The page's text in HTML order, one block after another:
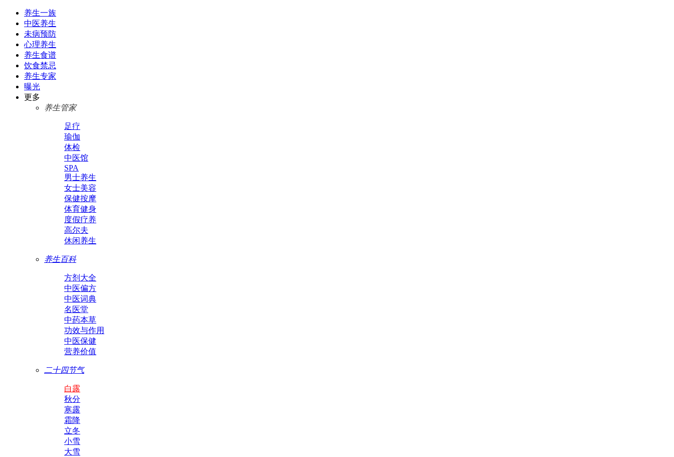
养生一族
中医养生
未病预防
心理养生
养生食谱
饮食禁忌
养生专家
曝光
更多
养生管家
足疗
瑜伽
体检
中医馆
SPA
男士养生
女士美容
保健按摩
体育健身
度假疗养
高尔夫
休闲养生
养生百科
方剂大全
中医偏方
中医词典
名医堂
中药本草
功效与作用
中医保健
营养价值
二十四节气
白露
秋分
寒露
霜降
立冬
小雪
大雪